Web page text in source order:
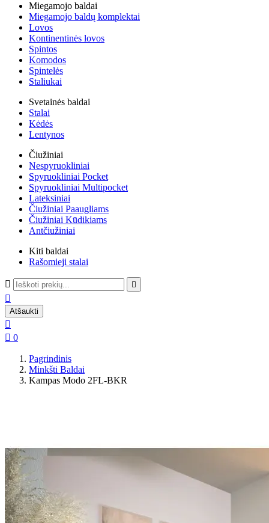
Miegamojo baldai
Miegamojo baldų komplektai
Lovos
Kontinentinės lovos
Spintos
Komodos
Spintelės
Staliukai
Svetainės baldai
Stalai
Kėdės
Lentynos
Čiužiniai
Nespyruokliniai
Spyruokliniai Pocket
Spyruokliniai Multipocket
Lateksiniai
Čiužiniai Paaugliams
Čiužiniai Kūdikiams
Antčiužiniai
Kiti baldai
Rašomieji stalai
 

Atšaukti

 0
Pagrindinis
Minkšti Baldai
Kampas Modo 2FL-BKR